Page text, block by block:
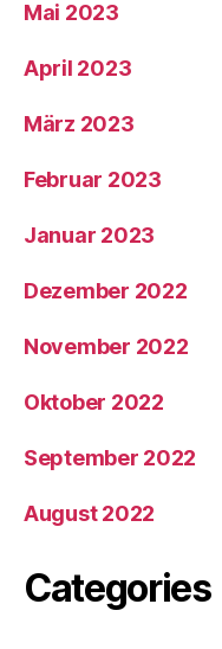
Mai 2023
April 2023
März 2023
Februar 2023
Januar 2023
Dezember 2022
November 2022
Oktober 2022
September 2022
August 2022
Categories